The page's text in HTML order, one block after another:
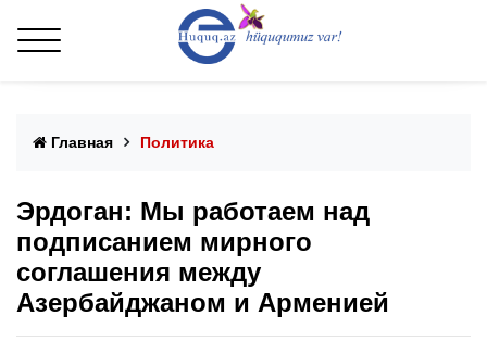
Главная Политика
Эрдоган: Мы работаем над
подписанием мирного
соглашения между
Азербайджаном и Арменией